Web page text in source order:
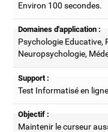
Environ 100 secondes.
Domaines d'application :
Psychologie Educative,
Neuropsychologie,
Support :
Test Informatisé en
Objectif :
Maintenir le curseur